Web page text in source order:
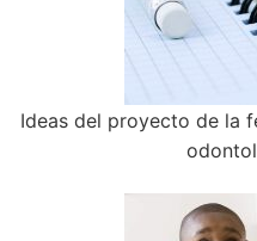
Ideas del proyecto de la